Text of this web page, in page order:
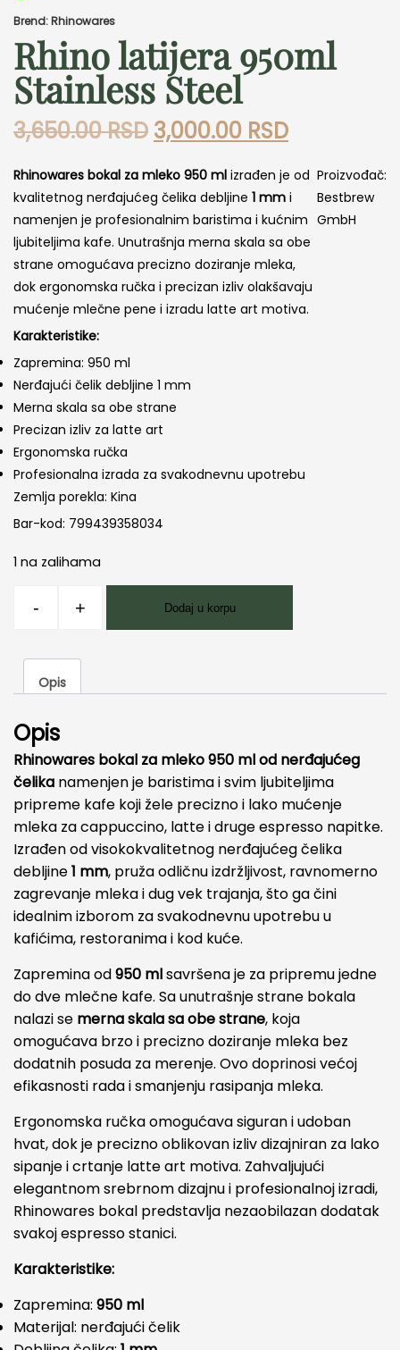
Brend: Rhinowares
Rhino latijera 950ml
Stainless Steel
3,650.00RSD Originalna
cena
je
bila:
3,650.00 RSD.
3,000.00 RSDTrenutna
je:
3,000.00
Rhinowares bokal za mleko 950 ml izrađen je od
kvalitetnog nerđajućeg čelika debljine 1 mm i
namenjen je profesionalnim baristima i kućnim
ljubiteljima kafe. Unutrašnja merna skala sa obe
strane omogućava precizno doziranje mleka,
dok ergonomska ručka i precizan izliv olakšavaju
mućenje mlečne pene i izradu latte art motiva.
Karakteristike:
Zapremina: 950 ml
Nerđajući čelik debljine 1 mm
Merna skala sa obe strane
Precizan izliv za latte art
Ergonomska ručka
Profesionalna izrada za svakodnevnu upotrebu
Proizvođač:
Bestbrew
GmbH
Zemlja porekla: Kina
Bar-kod: 799439358034
1 na zalihama
-
Stainless
Steel
+ Dodaj u korpu
Opis
Opis
Rhinowares bokal za mleko 950 ml od nerđajućeg
čelika namenjen je baristima i svim ljubiteljima
pripreme kafe koji žele precizno i lako mućenje
mleka za cappuccino, latte i druge espresso napitke.
Izrađen od visokokvalitetnog nerđajućeg čelika
debljine1 mm, pruža odličnu izdržljivost, ravnomerno
zagrevanje mleka i dug vek trajanja, što ga čini
idealnim izborom za svakodnevnu upotrebu u
kafićima, restoranima i kod kuće.
Zapremina od950 mlsavršena je za pripremu jedne
do dve mlečne kafe. Sa unutrašnje strane bokala
nalazi se merna skala sa obe strane, koja
omogućava brzo i precizno doziranje mleka bez
dodatnih posuda za merenje. Ovo doprinosi većoj
efikasnosti rada i smanjenju rasipanja mleka.
Ergonomska ručka omogućava siguran i udoban
hvat, dok je precizno oblikovan izliv dizajniran za lako
sipanje i crtanje latte art motiva. Zahvaljujući
elegantnom srebrnom dizajnu i profesionalnoj izradi,
Rhinowares bokal predstavlja nezaobilazan dodatak
svakoj espresso stanici.
Karakteristike:
Zapremina: 950 ml
Materijal: nerđajući čelik